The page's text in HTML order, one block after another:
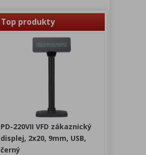
Top produkty
PD-220VII VFD zákaznický
displej, 2x20, 9mm, USB,
černý